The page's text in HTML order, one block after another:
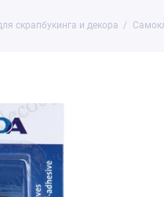
скрапбукинга и декора